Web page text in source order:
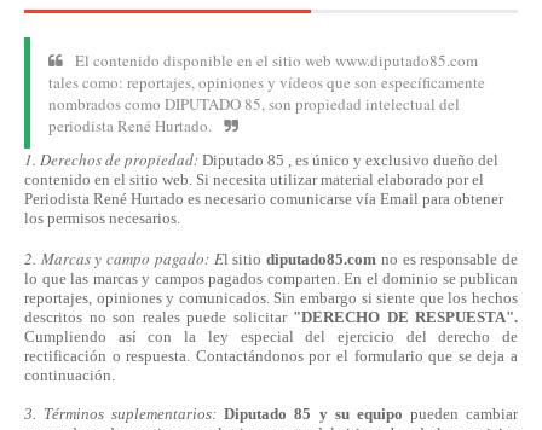
El contenido disponible en el sitio web www.diputado85.com
tales como: reportajes, opiniones y vídeos que son específicamente
nombrados como DIPUTADO 85, son propiedad intelectual del
periodista René Hurtado.
1. Derechos de propiedad: Diputado 85 , es único y exclusivo dueño del
contenido en el sitio web. Si necesita utilizar material elaborado por el
Periodista René Hurtado es necesario comunicarse vía Email para obtener
los permisos necesarios.
2. Marcas y campo pagado: El sitiodiputado85.com no es responsable de
lo que las marcas y campos pagados comparten. En el dominio se publican
reportajes, opiniones y comunicados. Sin embargo si siente que los hechos
descritos no son reales puede solicitar "DERECHO DE RESPUESTA".
Cumpliendo asícon la ley especial del ejercicio del derecho de
rectificación o respuesta. Contactándonospor el formulario que se deja a
continuación.
3. Términos suplementarios:Diputado 85 y su equipo pueden cambiar